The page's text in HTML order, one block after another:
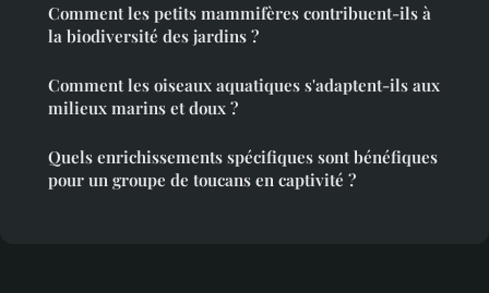
Comment les petits mammifères contribuent-ils à
la biodiversité des jardins ?
Comment les oiseaux aquatiques s'adaptent-ils aux
milieux marins et doux ?
Quels enrichissements spécifiques sont bénéfiques
pour un groupe de toucans en captivité ?